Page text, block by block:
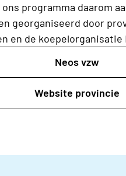
ons programma daarom
georganiseerd door
en de koepelorganisatie
Neos vzw
Website provincie